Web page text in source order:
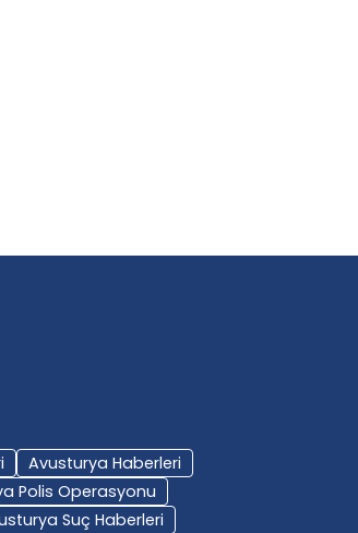
Avusturya Haberleri
Polis Operasyonu
Suç Haberleri